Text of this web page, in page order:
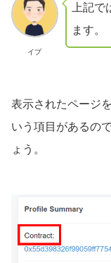
イブ
上記
ます。
表示されたページ
いう項目があるの
ょう。